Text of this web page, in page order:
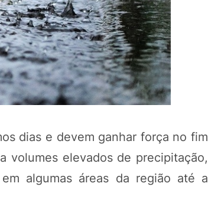
dias e devem ganhar força no fim
volumes elevados de precipitação,
algumas áreas da região até a